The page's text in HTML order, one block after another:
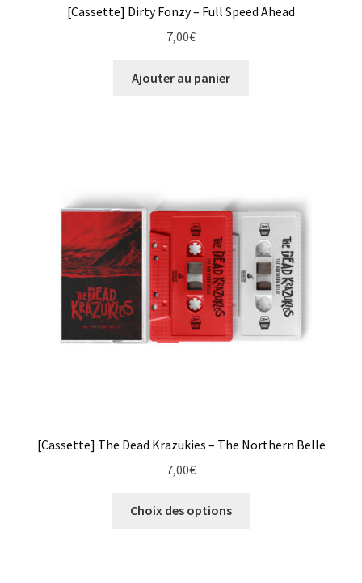
[Cassette] Dirty Fonzy – Full Speed Ahead
7,00€
Ajouter au panier
[Cassette] The Dead Krazukies – The Northern Belle
7,00€
Choix des options